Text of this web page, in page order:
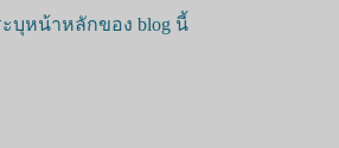
ะบุหน้าหลักของ blog นี้